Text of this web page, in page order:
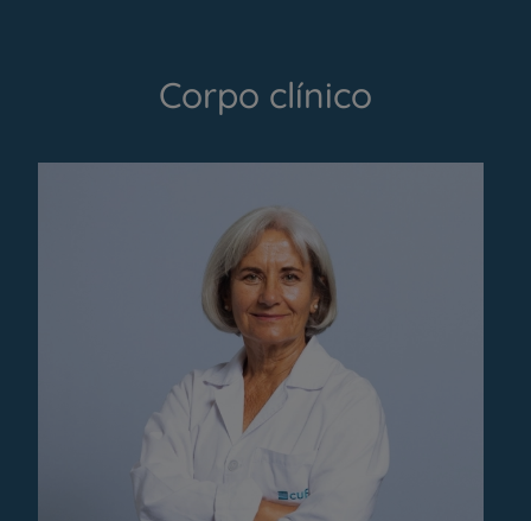
Corpo clínico